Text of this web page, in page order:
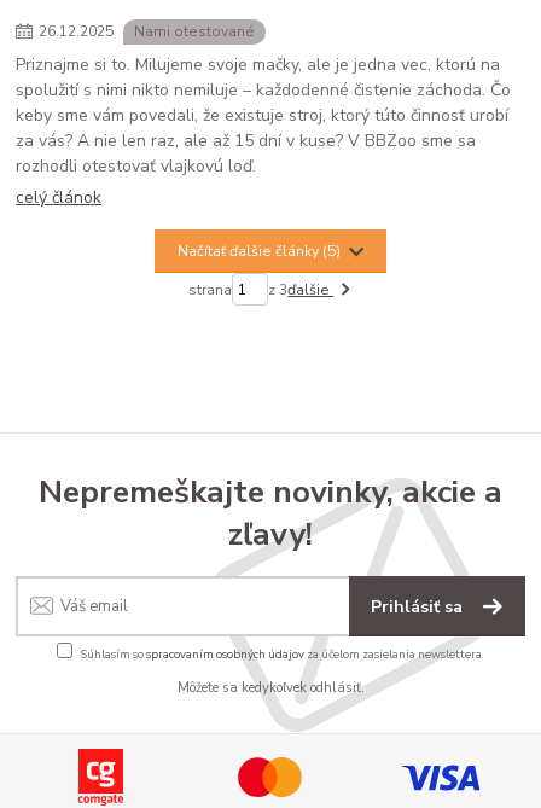
26.12.2025 Nami otestované
Priznajme si to. Milujeme svoje mačky, ale je jedna vec, ktorú na
spolužití s nimi nikto nemiluje – každodenné čistenie záchoda. Čo
keby sme vám povedali, že existuje stroj, ktorý túto činnosť urobí
za vás? A nie len raz, ale až 15 dní v kuse? V BBZoo sme sa
rozhodli otestovať vlajkovú loď.
celý článok
Načítať ďalšie články (5)
strana z 3ďalšie
Nepremeškajte novinky, akcie a
zľavy!
Prihlásiť sa
Súhlasím sospracovaním osobných údajov za účelom zasielania newslettera.
Môžete sa kedykoľvek odhlásiť.